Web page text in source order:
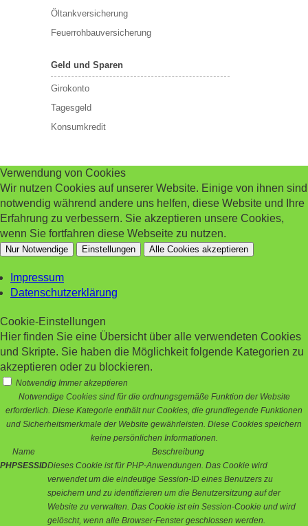
Öltankversicherung
Feuerrohbauversicherung
Geld und Sparen
Girokonto
Tagesgeld
Konsumkredit
Verwendung von Cookies
Wir nutzen Cookies auf unserer Website. Einige von ihnen sind
notwendig während andere uns helfen, diese Website und Ihre
Erfahrung zu verbessern. Sie akzeptieren unsere Cookies,
wenn Sie fortfahren diese Webseite zu nutzen.
Nur Notwendige Einstellungen Alle Cookies akzeptieren
Impressum
Datenschutzerklärung
Cookie-Einstellungen
Hier finden Sie eine Übersicht über alle verwendeten Cookies
und Skripte. Sie haben die Möglichkeit folgende Kategorien zu
akzeptieren oder zu blockieren.
Notwendig Immer akzeptieren
Notwendige Cookies sind für die ordnungsgemäße Funktion der Website
erforderlich. Diese Kategorie enthält nur Cookies, die grundlegende Funktionen
und Sicherheitsmerkmale der Website gewährleisten. Diese Cookies speichern
keine persönlichen Informationen.
Name
Beschreibung
PHPSESSIDDieses Cookie ist für PHP-Anwendungen. Das Cookie wird
verwendet um die eindeutige Session-ID eines Benutzers zu
speichern und zu identifizieren um die Benutzersitzung auf der
Website zu verwalten. Das Cookie ist ein Session-Cookie und wird
gelöscht, wenn alle Browser-Fenster geschlossen werden.